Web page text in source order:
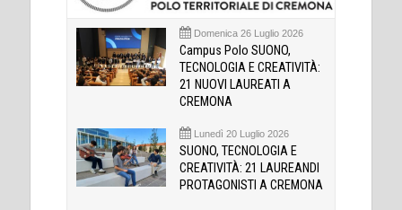
Domenica 26 Luglio 2026
Campus Polo SUONO,
TECNOLOGIA E CREATIVITÀ:
21 NUOVI LAUREATI A
CREMONA
Lunedì 20 Luglio 2026
SUONO, TECNOLOGIA E
CREATIVITÀ: 21 LAUREANDI
PROTAGONISTI A CREMONA